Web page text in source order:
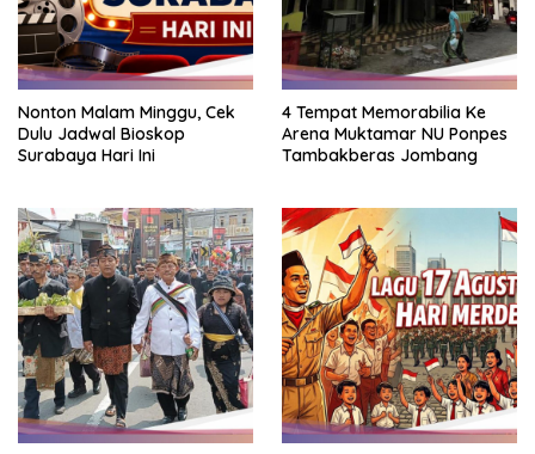
Nonton Malam Minggu, Cek
Dulu Jadwal Bioskop
Surabaya Hari Ini
4 Tempat Memorabilia Ke
Arena Muktamar NU Ponpes
Tambakberas Jombang